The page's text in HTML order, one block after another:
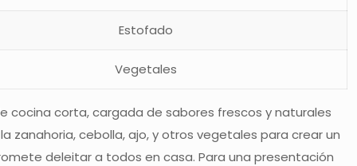
Estofado
Vegetales
corta, cargada de sabores frescos y naturales
zanahoria, cebolla, ajo, y otros vegetales para crear un
deleitar a todos en casa. Para una presentación